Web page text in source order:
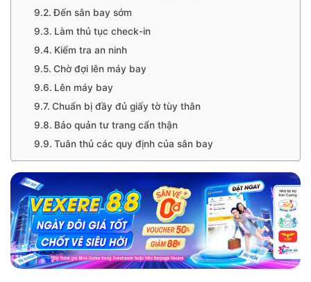
Đến sân bay sớm
Làm thủ tục check-in
Kiểm tra an ninh
Chờ đợi lên máy bay
Lên máy bay
Chuẩn bị đầy đủ giấy tờ tùy thân
Bảo quản tư trang cẩn thận
Tuân thủ các quy định của sân bay